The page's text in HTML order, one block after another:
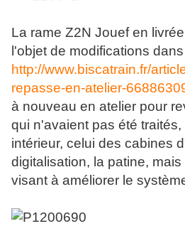
La rame Z2N Jouef en
l'objet de modifications
http://www.biscatrain.fr/
repasse-en-atelier-
à nouveau en atelier pour
qui n'avaient pas été
intérieur, celui des cabines
digitalisation, la patine,
visant à améliorer le